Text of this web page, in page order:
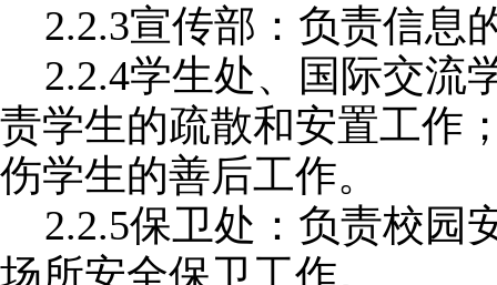
2.2.3宣传部：负责信息
2.2.4学生处、国际交流
责学生的疏散和安置工作
伤学生的善后工作。
2.2.5保卫处：负责校园
场所安全保卫工作。